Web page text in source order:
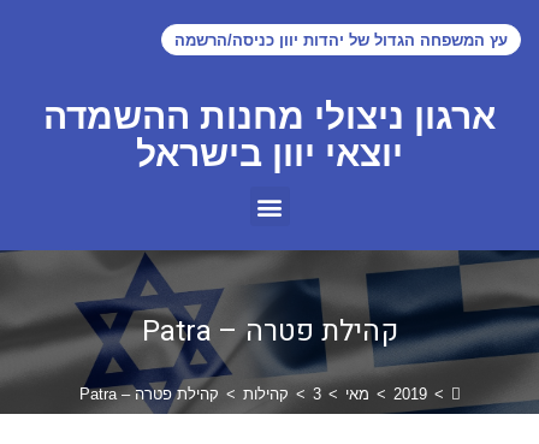
עץ המשפחה הגדול של יהדות יוון כניסה/הרשמה
ארגון ניצולי מחנות ההשמדה
יוצאי יוון בישראל
קהילת פטרה – Patra
>
2019
> מאי >
3
> קהילות > קהילת פטרה – Patra